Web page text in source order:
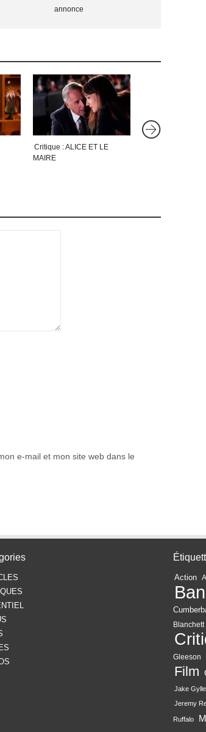
annonce
Critique : ALICE ET LE
MAIRE
e-mail et mon site web dans le
Action
Blanchett
Gleeson
Film
Jake
Jeremy
Ruffalo